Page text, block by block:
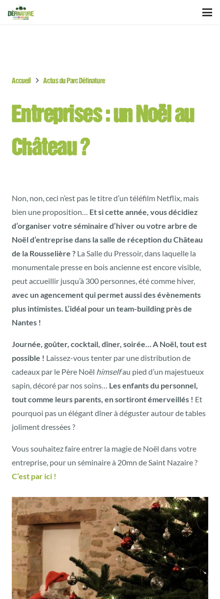
Accueil Actus du Parc Définature
Entreprises : un Noël au
Château ?
Non, non, ceci n’est pas le titre d’un téléfilm Netflix, mais
bien une proposition… Et si cette année, vous décidiez
d’organiser votre séminaire d’hiver ou votre arbre de
Noël d’entreprise dans la salle de réception du Château
de la Rousselière ? La Salle du Pressoir, dans laquelle la
monumentale presse en bois ancienne est encore visible,
peut accueillir jusqu’à 300 personnes, été comme hiver,
avec un agencement qui permet aussi des évènements
plus intimistes. L’idéal pour un team-building près de
Nantes !
Journée, goûter, cocktail, dîner, soirée… A Noël, tout est
possible ! Laissez-vous tenter par une distribution de
cadeaux par le Père Noël himselfau pied d’un majestueux
sapin, décoré par nos soins… Les enfants du personnel,
tout comme leurs parents, en sortiront émerveillés ! Et
pourquoi pas un élégant dîner à déguster autour de tables
joliment dressées ?
Vous souhaitez faire entrer la magie de Noël dans votre
entreprise, pour un séminaire à 20mn de Saint Nazaire ?
C’est par ici !